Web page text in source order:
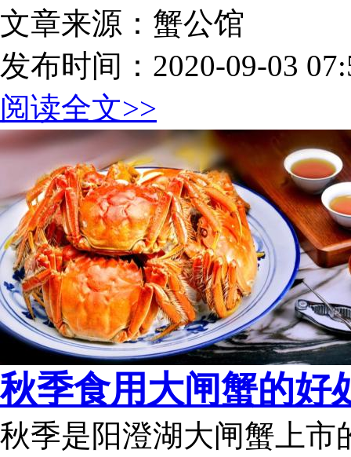
文章来源：蟹公馆
发布时间：2020-09-03
阅读全文>>
秋季食用大闸蟹的好
秋季是阳澄湖大闸蟹上市